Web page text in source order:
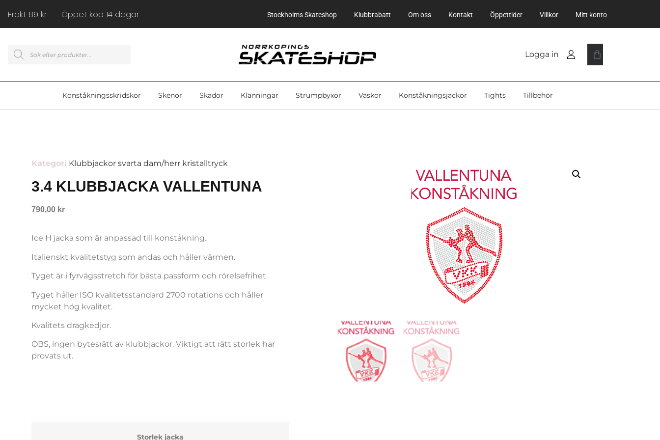
Frakt 89 kr Öppet köp 14 dagar Stockholms Skateshop Klubbrabatt Om oss Kontakt Öppettider Villkor Mitt konto
Logga in
Konståkningsskridskor Skenor Skador Klänningar Strumpbyxor Väskor Konståkningsjackor Tights Tillbehör
Kategori Klubbjackor svarta dam/herr kristalltryck
3.4 KLUBBJACKA VALLENTUNA
790,00 kr
Ice H jacka som är anpassad till konståkning.
Italienskt kvalitetstyg som andas och håller värmen.
Tyget är i fyrvägsstretch för bästa passform och rörelsefrihet.
Tyget håller ISO kvalitetsstandard 2700 rotations och håller
mycket hög kvalitet.
Kvalitets dragkedjor.
OBS, ingen bytesrätt av klubbjackor. Viktigt att rätt storlek har
provats ut.
Storlek jacka